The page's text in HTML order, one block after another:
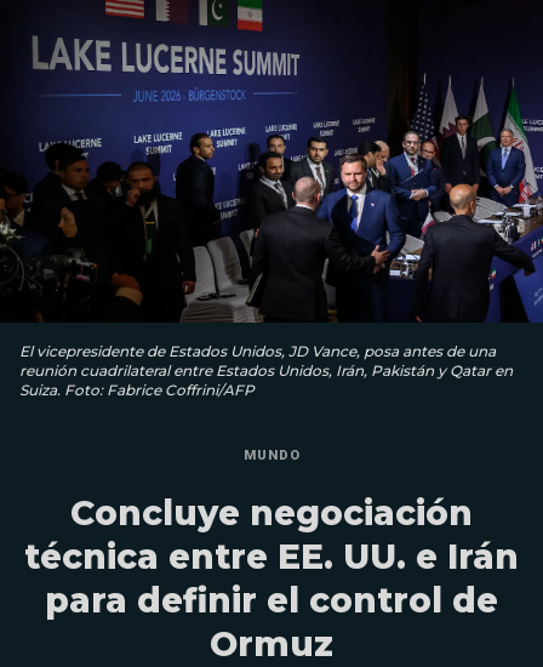
El vicepresidente de Estados Unidos, JD Vance, posa antes de una
reunión cuadrilateral entre Estados Unidos, Irán, Pakistán y Qatar en
Suiza. Foto: Fabrice Coffrini/AFP
MUNDO
Concluye negociación
técnica entre EE. UU. e Irán
para definir el control de
Ormuz